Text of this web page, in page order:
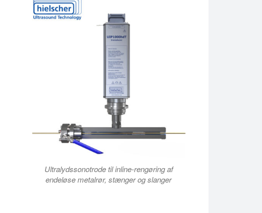
Ultralydssonotrode til inline-rengøring af
endeløse metalrør, stænger og slanger